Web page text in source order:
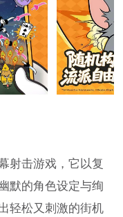
射击游戏，它以复
默的角色设定与绚
轻松又刺激的街机